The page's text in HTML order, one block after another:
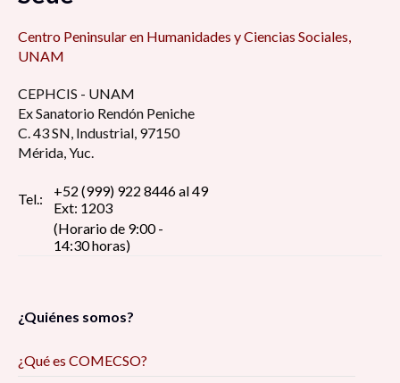
Centro Peninsular en Humanidades y Ciencias Sociales,
UNAM
CEPHCIS - UNAM
Ex Sanatorio Rendón Peniche
C. 43 SN, Industrial, 97150
Mérida, Yuc.
Tel.:
+52 (999) 922 8446 al 49
Ext: 1203
(Horario de 9:00 -
14:30 horas)
¿Quiénes somos?
¿Qué es COMECSO?